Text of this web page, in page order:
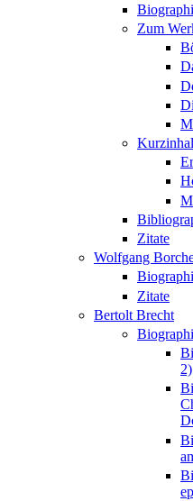
Zum
Zitate
Wolfgang
Zitate
Bertolt Brecht
2)